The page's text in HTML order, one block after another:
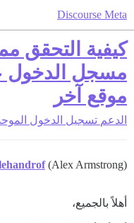
Discourse Meta
كيفية التحقق
موقع آخر
الدعم تسجيل الدخول
(Alex Armstrong)
أهلاً بالجميع،